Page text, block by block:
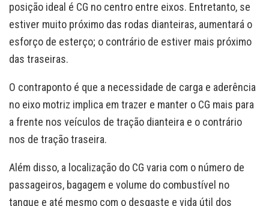
posição ideal é CG no centro entre eixos. Entretanto, se
estiver muito próximo das rodas dianteiras, aumentará o
esforço de esterço; o contrário de estiver mais próximo
das traseiras.
O contraponto é que a necessidade de carga e aderência
no eixo motriz implica em trazer e manter o CG mais para
a frente nos veículos de tração dianteira e o contrário
nos de tração traseira.
Além disso, a localização do CG varia com o número de
passageiros, bagagem e volume do combustível no
tanque e até mesmo com o desgaste e vida útil dos